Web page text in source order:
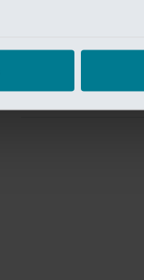
Van Lanschot